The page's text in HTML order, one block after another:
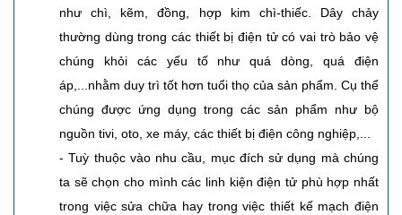
như chì, kẽm, đồng, hợp kim chì-thiếc. Dây chảy
thường dùng trong các thiết bị điện tử có vai trò bảo vệ
chúng khỏi các yếu tố như quá dòng, quá điện
áp,...nhằm duy trì tốt hơn tuổi thọ của sản phẩm. Cụ thể
chúng được ứng dụng trong các sản phẩm như bộ
nguồn tivi, oto, xe máy, các thiết bị điện công nghiệp,...
- Tuỳ thuộc vào nhu cầu, mục đích sử dụng mà chúng
ta sẽ chọn cho mình các linh kiện điện tử phù hợp nhất
trong việc sửa chữa hay trong việc thiết kế mạch điện